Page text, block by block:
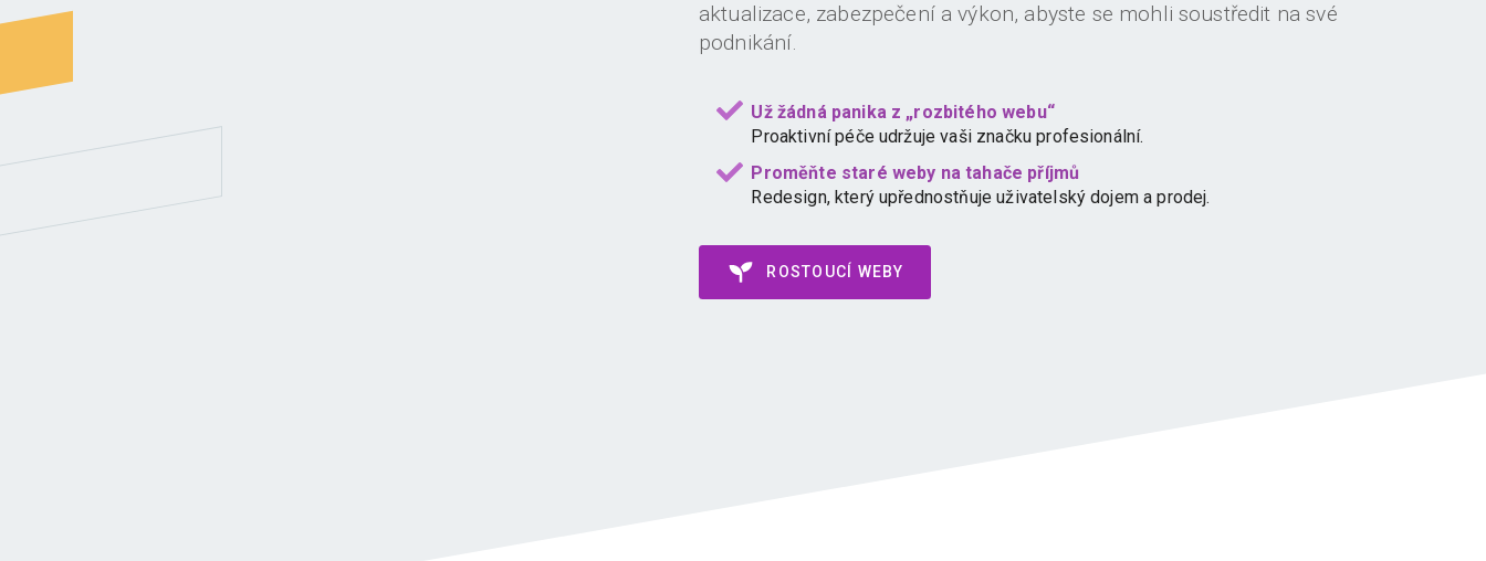
aktualizace, zabezpečení a výkon, abyste se mohli soustředit na své
podnikání.
Už žádná panika z „rozbitého webu“
Proaktivní péče udržuje vaši značku profesionální.
Proměňte staré weby na tahače příjmů
Redesign, který upřednostňuje uživatelský dojem a prodej.
ROSTOUCÍ WEBY